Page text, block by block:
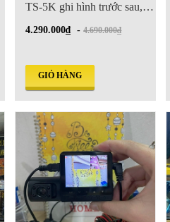
TS-5K ghi hình trước sau,
cảnh báo giao thông
4.290.000₫ -4.690.000₫
GIỎ HÀNG